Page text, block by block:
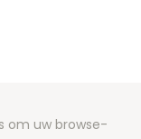
om uw browse-